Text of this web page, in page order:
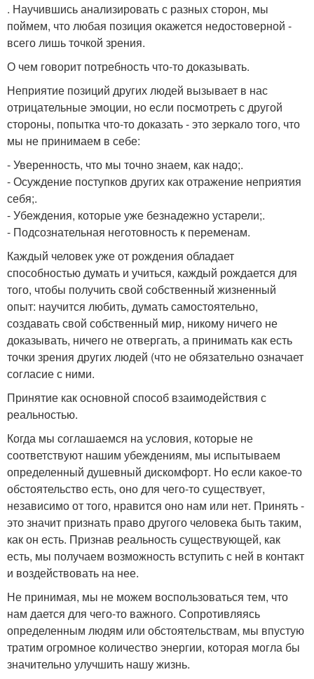
. Научившись анализировать с разных сторон, мы
поймем, что любая позиция окажется недостоверной -
всего лишь точкой зрения.
О чем говорит потребность что-то доказывать.
Неприятие позиций других людей вызывает в нас
отрицательные эмоции, но если посмотреть с другой
стороны, попытка что-то доказать - это зеркало того, что
мы не принимаем в себе:
- Уверенность, что мы точно знаем, как надо;.
- Осуждение поступков других как отражение неприятия
себя;.
- Убеждения, которые уже безнадежно устарели;.
- Подсознательная неготовность к переменам.
Каждый человек уже от рождения обладает
способностью думать и учиться, каждый рождается для
того, чтобы получить свой собственный жизненный
опыт: научится любить, думать самостоятельно,
создавать свой собственный мир, никому ничего не
доказывать, ничего не отвергать, а принимать как есть
точки зрения других людей (что не обязательно означает
согласие с ними.
Принятие как основной способ взаимодействия с
реальностью.
Когда мы соглашаемся на условия, которые не
соответствуют нашим убеждениям, мы испытываем
определенный душевный дискомфорт. Но если какое-то
обстоятельство есть, оно для чего-то существует,
независимо от того, нравится оно нам или нет. Принять -
это значит признать право другого человека быть таким,
как он есть. Признав реальность существующей, как
есть, мы получаем возможность вступить с ней в контакт
и воздействовать на нее.
Не принимая, мы не можем воспользоваться тем, что
нам дается для чего-то важного. Сопротивляясь
определенным людям или обстоятельствам, мы впустую
тратим огромное количество энергии, которая могла бы
значительно улучшить нашу жизнь.